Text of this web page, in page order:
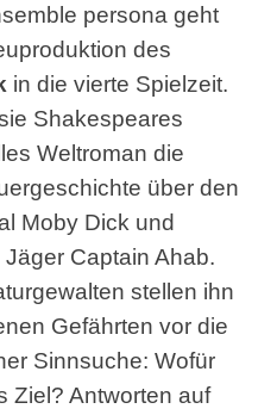
persona geht
des
in die vierte Spielzeit.
Shakespeares
Weltroman die
über den
Moby Dick und
Captain Ahab.
stellen ihn
Gefährten vor die
Sinnsuche: Wofür
Ziel? Antworten auf